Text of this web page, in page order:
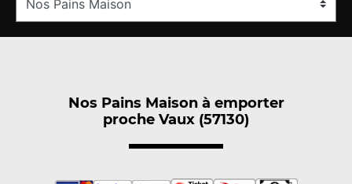
Nos Pains Maison à emporter
proche Vaux (57130)